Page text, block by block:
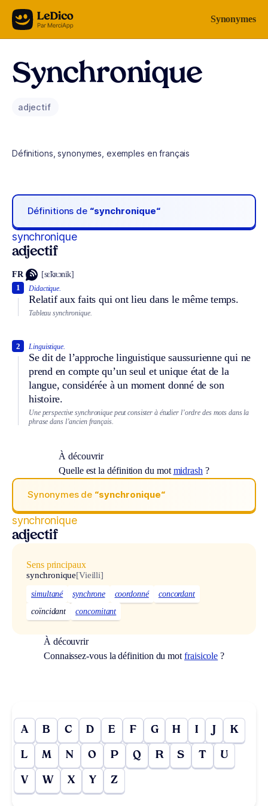
Aller au contenu Synonymes
Synchronique
adjectif
Définitions, synonymes, exemples en français
Définitions de “synchronique“
synchronique
adjectif
FR [sɛ̃kʀɔnik]
Didactique.
Relatif aux faits qui ont lieu dans le même temps.
1
Tableau synchronique.
Linguistique.
Se dit de l’approche linguistique saussurienne qui ne
prend en compte qu’un seul et unique état de la
langue, considérée à un moment donné de son
histoire.
2
Une perspective synchronique peut consister à étudier l’ordre des mots dans la
phrase dans l’ancien français.
À découvrir
Quelle est la définition du mot midrash ?
Synonymes de “synchronique“
synchronique
adjectif
Sens principaux
synchronique[Vieilli]
simultané synchrone coordonné
concordant
coïncidant
concomitant
À découvrir
Connaissez-vous la définition du mot fraisicole ?
A B C D E F G H I J K
L M N O P Q R S T U
V W X Y Z